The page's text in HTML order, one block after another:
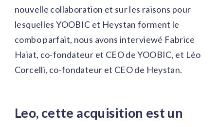
nouvelle collaboration et sur les raisons pour
lesquelles YOOBIC et Heystan forment le
combo parfait, nous avons interviewé Fabrice
Haiat, co-fondateur et CEO de YOOBIC, et Léo
Corcelli, co-fondateur et CEO de Heystan.
Leo, cette acquisition est un